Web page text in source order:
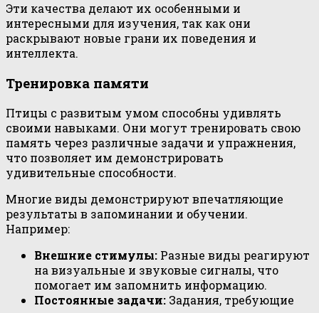
Эти качества делают их особенными и
интересными для изучения, так как они
раскрывают новые грани их поведения и
интеллекта.
Тренировка памяти
Птицы с развитым умом способны удивлять
своими навыками. Они могут тренировать свою
память через различные задачи и упражнения,
что позволяет им демонстрировать
удивительные способности.
Многие виды демонстрируют впечатляющие
результаты в запоминании и обучении.
Например:
Внешние стимулы: Разные виды реагируют
на визуальные и звуковые сигналы, что
помогает им запомнить информацию.
Постоянные задачи: Задания, требующие